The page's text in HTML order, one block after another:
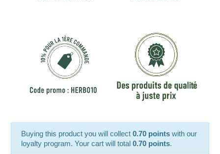
Buying this product you will collect0.70 points with our
loyalty program. Your cart will total0.70 points.